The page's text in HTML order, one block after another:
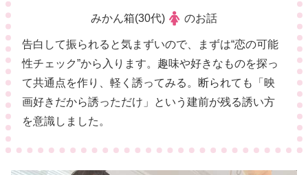
みかん箱(30代) のお話
告白して振られると気まずいので、まずは“恋の可能
性チェック”から入ります。趣味や好きなものを探っ
て共通点を作り、軽く誘ってみる。断られても「映
画好きだから誘っただけ」という建前が残る誘い方
を意識しました。